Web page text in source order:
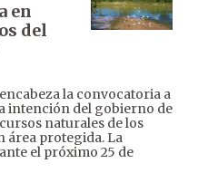
en
del
la convocatoria a
intención del gobierno de
naturales de los
área protegida. La
el próximo 25 de